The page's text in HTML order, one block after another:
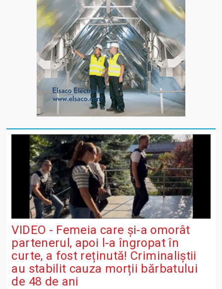
VIDEO - Femeia care și-a omorât
partenerul, apoi l-a îngropat în
curte, a fost reținută! Criminaliștii
au stabilit cauza morții bărbatului
de 48 de ani